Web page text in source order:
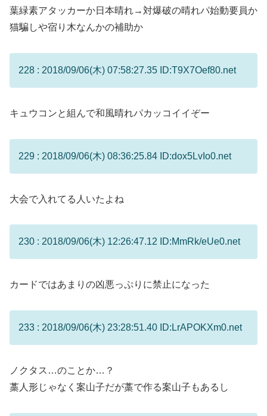
葉緑素アタッカーか日本晴れ→対爆破の晴れパ始動要員か
猫騙しや宿り木なんかの補助か
228 : 2018/09/06(木) 07:58:27.35 ID:T9X7Oef80.net
キュウコンと組んで和風晴れパカッコイイぞー
229 : 2018/09/06(木) 08:36:25.84 ID:dox5LvIo0.net
大会で入れてる人いたよね
230 : 2018/09/06(木) 12:26:47.12 ID:MmRk/eUe0.net
カードではあまりの凶悪っぷりに禁止になった
233 : 2018/09/06(木) 23:28:51.40 ID:LrAPOKXm0.net
ノクタス…のことか…？
藁人形じゃなく案山子だが藁で作る案山子もあるし